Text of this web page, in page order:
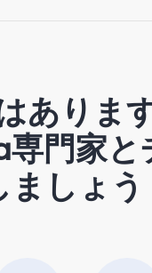
ありま
門家と
ましょう